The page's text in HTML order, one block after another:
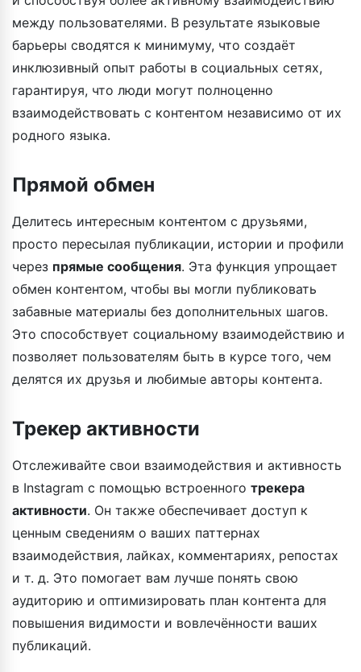
между пользователями. В результате языковые
барьеры сводятся к минимуму, что создаёт
инклюзивный опыт работы в социальных сетях,
гарантируя, что люди могут полноценно
взаимодействовать с контентом независимо от их
родного языка.
Прямой обмен
Делитесь интересным контентом с друзьями,
просто пересылая публикации, истории и профили
через прямые сообщения. Эта функция упрощает
обмен контентом, чтобы вы могли публиковать
забавные материалы без дополнительных шагов.
Это способствует социальному взаимодействию и
позволяет пользователям быть в курсе того, чем
делятся их друзья и любимые авторы контента.
Трекер активности
Отслеживайте свои взаимодействия и активность
в Instagram с помощью встроенного трекера
активности. Он также обеспечивает доступ к
ценным сведениям о ваших паттернах
взаимодействия, лайках, комментариях, репостах
и т. д. Это помогает вам лучше понять свою
аудиторию и оптимизировать план контента для
повышения видимости и вовлечённости ваших
публикаций.